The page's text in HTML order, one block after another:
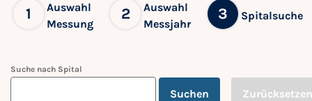
1
Auswahl
Messung
2
Auswahl
Messjahr
3 Spitalsuche
Suche nach Spital
Suchen